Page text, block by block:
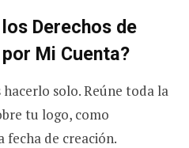
Derechos de
Mi Cuenta?
solo. Reúne toda la
tu logo, como
fecha de creación.